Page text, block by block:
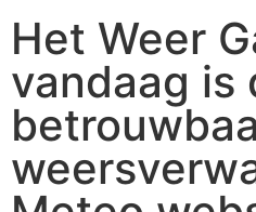
Het Weer
vandaag is